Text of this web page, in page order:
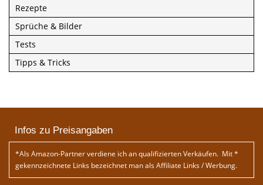
Rezepte
Sprüche & Bilder
Tests
Tipps & Tricks
Infos zu Preisangaben
*Als Amazon-Partner verdiene ich an qualifizierten Verkäufen. Mit *
gekennzeichnete Links bezeichnet man als Affiliate Links / Werbung.